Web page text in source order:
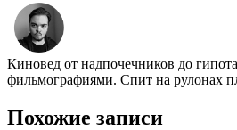
Киновед от надпочечников до
фильмографиями. Спит на рулонах
Похожие записи